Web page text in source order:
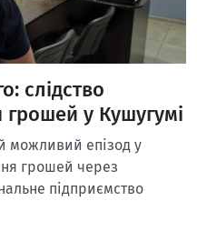
слідство
грошей у Кушугумі
можливий епізод у
грошей через
підприємство